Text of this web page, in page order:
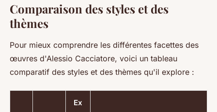
Comparaison des styles et des
thèmes
Pour mieux comprendre les différentes facettes des
œuvres d'Alessio Cacciatore, voici un tableau
comparatif des styles et des thèmes qu'il explore :
Ex